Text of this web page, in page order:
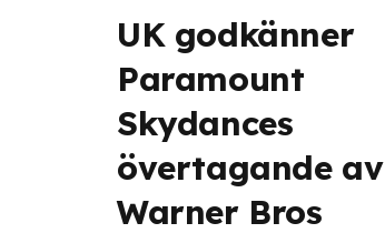
UK godkänner
Paramount
Skydances
övertagande av
Warner Bros